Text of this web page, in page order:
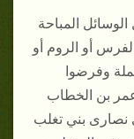
المباحة
أو الروم أو
وفرضوا
بن الخطاب
نصارى بني تغلب